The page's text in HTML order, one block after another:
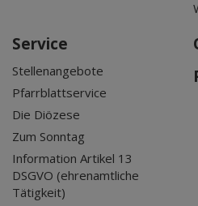
Service
Stellenangebote
Pfarrblattservice
Die Diözese
Zum Sonntag
Information Artikel 13
DSGVO (ehrenamtliche
Tätigkeit)